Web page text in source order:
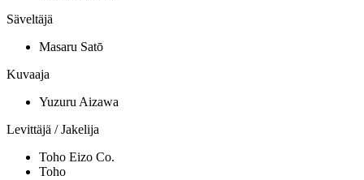
Säveltäjä
Masaru Satō
Kuvaaja
Yuzuru Aizawa
Levittäjä / Jakelija
Toho Eizo Co.
Toho